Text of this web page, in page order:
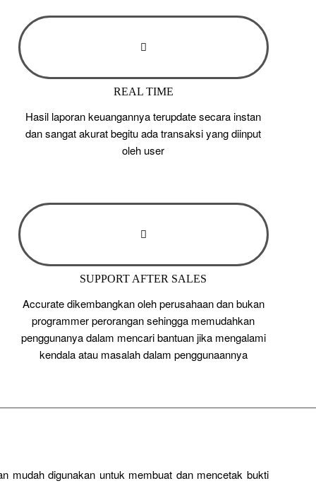
REAL TIME
Hasil laporan keuangannya terupdate secara instan
dan sangat akurat begitu ada transaksi yang diinput
oleh user
SUPPORT AFTER SALES
Accurate dikembangkan oleh perusahaan dan bukan
programmer perorangan sehingga memudahkan
penggunanya dalam mencari bantuan jika mengalami
kendala atau masalah dalam penggunaannya
mudah digunakan untuk membuat dan mencetak bukti